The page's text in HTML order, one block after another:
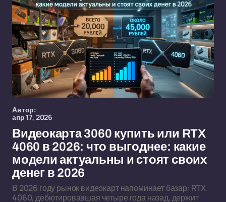
Автор:
апр 17, 2026
Видеокарта 3060 купить или RTX
4060 в 2026: что выгоднее: какие
модели актуальны и стоят своих
денег в 2026
В 2026 году рынок видеокарт напоминает базар: RTX
4060, дебютировавшая четыре года назад, держит